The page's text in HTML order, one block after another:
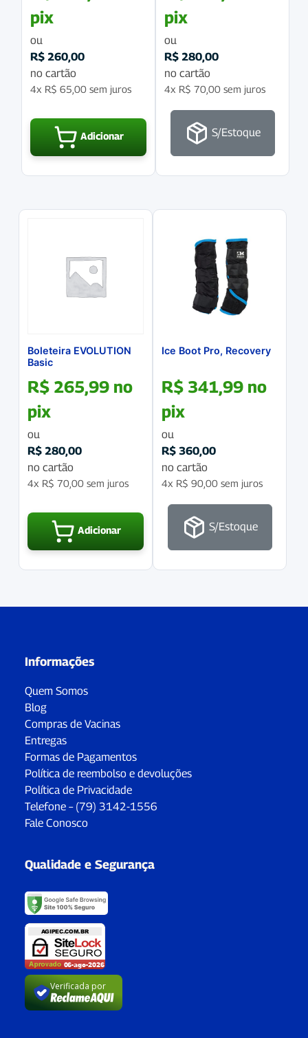
pix
ou
R$ 260,00
no cartão
4x R$ 65,00 sem juros
Adicionar
pix
ou
R$ 280,00
no cartão
4x R$ 70,00 sem juros
S/Estoque
Boleteira EVOLUTION
Basic
R$ 265,99 no
pix
ou
R$ 280,00
no cartão
4x R$ 70,00 sem juros
Adicionar
Ice Boot Pro, Recovery
R$ 341,99 no
pix
ou
R$ 360,00
no cartão
4x R$ 90,00 sem juros
S/Estoque
Informações
Quem Somos
Blog
Compras de Vacinas
Entregas
Formas de Pagamentos
Política de reembolso e devoluções
Política de Privacidade
Telefone – (79) 3142-1556
Fale Conosco
Qualidade e Segurança
Verificada por